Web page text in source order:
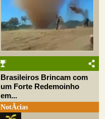
Brasileiros Brincam com
um Forte Redemoinho
em...
NotÃ­cias